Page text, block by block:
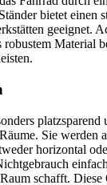
bietet einen
geeignet.
robustem Material
platzsparend
Sie werden
horizontal
schafft.